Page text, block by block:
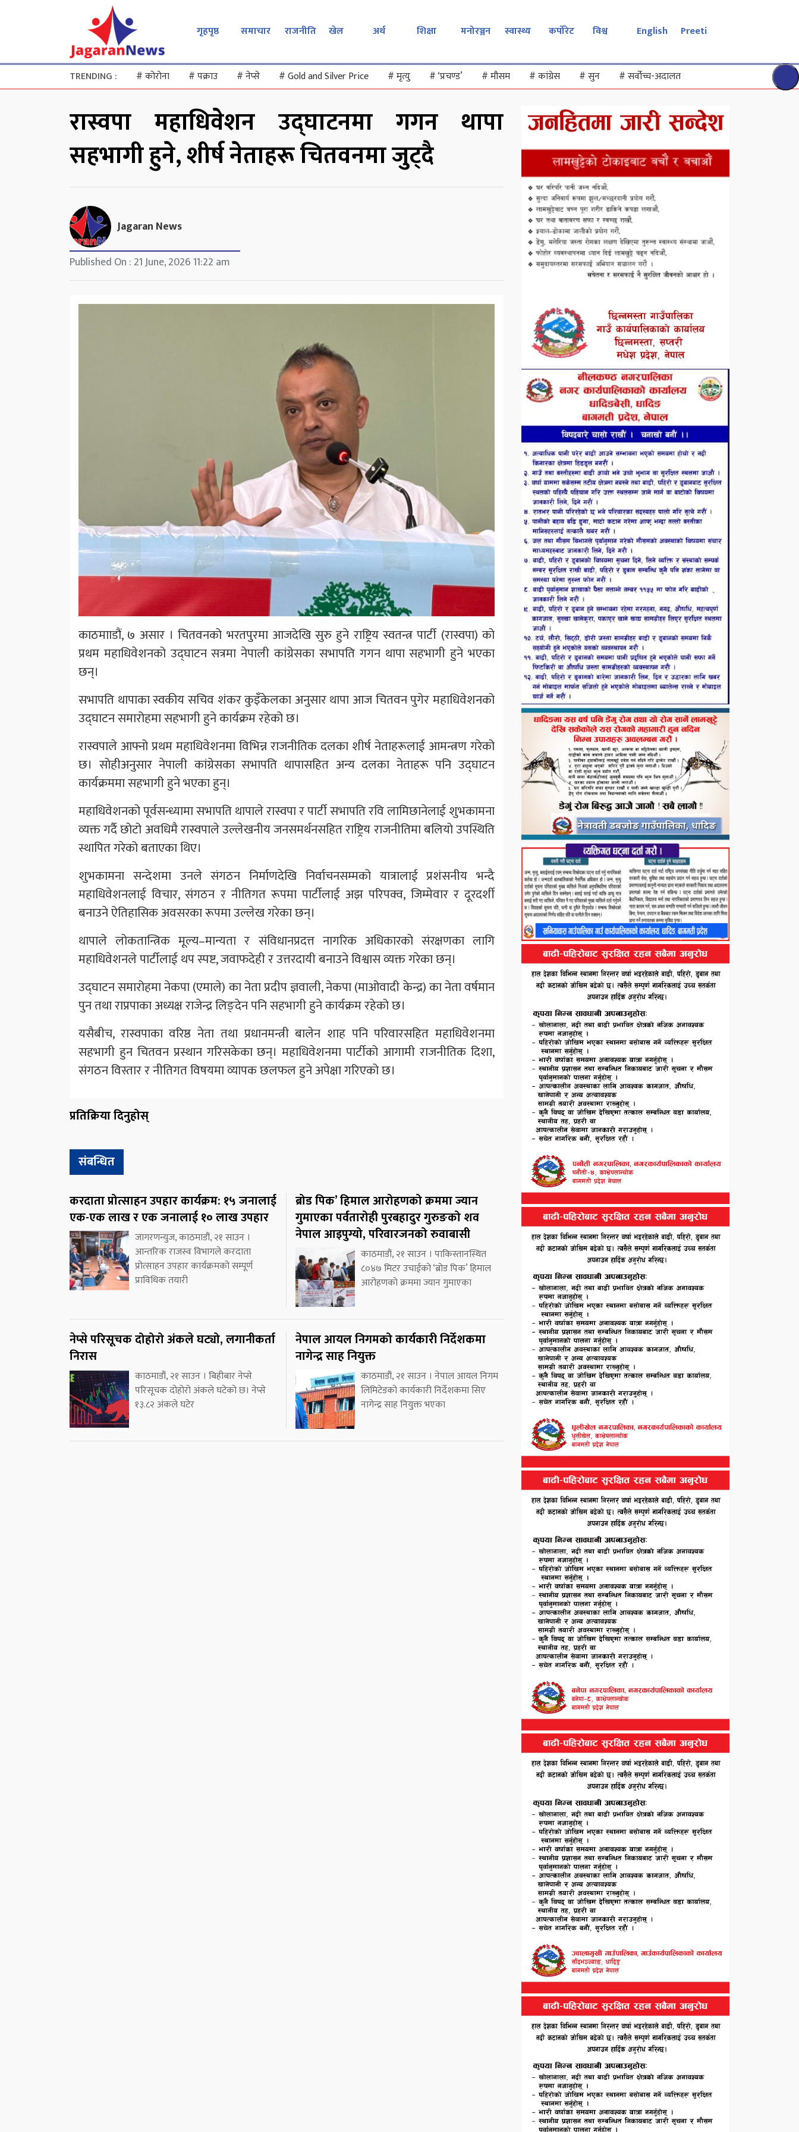
गृहपृष्ठ समाचार राजनीति खेल अर्थ शिक्षा मनोरञ्जन स्वास्थ्य कर्पोरेट विश्व English Preeti
TRENDING : #कोरोना #पक्राउ #नेप्से #Gold and Silver Price #मृत्यु #‘प्रचण्ड’ #मौसम #कांग्रेस #सुन #सर्वोच्च-अदालत
रास्वपा महाधिवेशन उद्घाटनमा गगन थापा
सहभागी हुने, शीर्ष नेताहरू चितवनमा जुट्दै
Jagaran News
Published On : 21 June, 2026 11:22 am
काठमााडौं, ७ असार । चितवनको भरतपुरमा आजदेखि सुरु हुने राष्ट्रिय स्वतन्त्र पार्टी (रास्वपा) को
प्रथम महाधिवेशनको उद्घाटन सत्रमा नेपाली कांग्रेसका सभापति गगन थापा सहभागी हुने भएका
छन्।
सभापति थापाका स्वकीय सचिव शंकर कुइँकेलका अनुसार थापा आज चितवन पुगेर महाधिवेशनको
उद्घाटन समारोहमा सहभागी हुने कार्यक्रम रहेको छ।
रास्वपाले आफ्नो प्रथम महाधिवेशनमा विभिन्न राजनीतिक दलका शीर्ष नेताहरूलाई आमन्त्रण गरेको
छ। सोहीअनुसार नेपाली कांग्रेसका सभापति थापासहित अन्य दलका नेताहरू पनि उद्घाटन
कार्यक्रममा सहभागी हुने भएका हुन्।
महाधिवेशनको पूर्वसन्ध्यामा सभापति थापाले रास्वपा र पार्टी सभापति रवि लामिछानेलाई शुभकामना
व्यक्त गर्दै छोटो अवधिमै रास्वपाले उल्लेखनीय जनसमर्थनसहित राष्ट्रिय राजनीतिमा बलियो उपस्थिति
स्थापित गरेको बताएका थिए।
शुभकामना सन्देशमा उनले संगठन निर्माणदेखि निर्वाचनसम्मको यात्रालाई प्रशंसनीय भन्दै
महाधिवेशनलाई विचार, संगठन र नीतिगत रूपमा पार्टीलाई अझ परिपक्व, जिम्मेवार र दूरदर्शी
बनाउने ऐतिहासिक अवसरका रूपमा उल्लेख गरेका छन्।
थापाले लोकतान्त्रिक मूल्य–मान्यता र संविधानप्रदत्त नागरिक अधिकारको संरक्षणका लागि
महाधिवेशनले पार्टीलाई थप स्पष्ट, जवाफदेही र उत्तरदायी बनाउने विश्वास व्यक्त गरेका छन्।
उद्घाटन समारोहमा नेकपा (एमाले) का नेता प्रदीप ज्ञवाली, नेकपा (माओवादी केन्द्र) का नेता वर्षमान
पुन तथा राप्रपाका अध्यक्ष राजेन्द्र लिङ्देन पनि सहभागी हुने कार्यक्रम रहेको छ।
यसैबीच, रास्वपाका वरिष्ठ नेता तथा प्रधानमन्त्री बालेन शाह पनि परिवारसहित महाधिवेशनमा
सहभागी हुन चितवन प्रस्थान गरिसकेका छन्। महाधिवेशनमा पार्टीको आगामी राजनीतिक दिशा,
संगठन विस्तार र नीतिगत विषयमा व्यापक छलफल हुने अपेक्षा गरिएको छ।
प्रतिक्रिया दिनुहोस्
संबन्धित
करदाता प्रोत्साहन उपहार कार्यक्रम: १५ जनालाई
एक-एक लाख र एक जनालाई १० लाख उपहार
जागरणन्युज, काठमाडौं, २१ साउन ।
आन्तरिक राजस्व विभागले करदाता
प्रोत्साहन उपहार कार्यक्रमको सम्पूर्ण
प्राविधिक तयारी
ब्रोड पिक’ हिमाल आरोहणको क्रममा ज्यान
गुमाएका पर्वतारोही पुरबहादुर गुरुङको शव
नेपाल आइपुग्यो, परिवारजनको रुवाबासी
काठमाडौं, २१ साउन । पाकिस्तानस्थित
८०४७ मिटर उचाईको ‘ब्रोड पिक’ हिमाल
आरोहणको क्रममा ज्यान गुमाएका
नेप्से परिसूचक दोहोरो अंकले घट्यो, लगानीकर्ता
निरास
काठमाडौं, २१ साउन । बिहीबार नेप्से
परिसूचक दोहोरो अंकले घटेको छ। नेप्से
१३.८२ अंकले घटेर
नेपाल आयल निगमको कार्यकारी निर्देशकमा
नागेन्द्र साह नियुक्त
काठमाडौं, २१ साउन । नेपाल आयल निगम
लिमिटेडको कार्यकारी निर्देशकमा सिए
नागेन्द्र साह नियुक्त भएका